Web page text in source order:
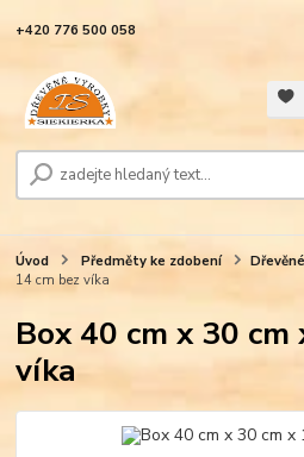
+420 776 500 058
Úvod Předměty ke zdobení
14 cm bez víka
Box 40 cm x 30 cm
víka